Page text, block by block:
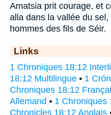
Amatsia prit courage, et
alla dans la vallée du
hommes des fils de Séir.
Links
1 Chroniques 18:12
18:12 Multilingue • 1
Chroniques 18:12
Allemand • 1 Chroniques
Chronicles 18:12 Anglais